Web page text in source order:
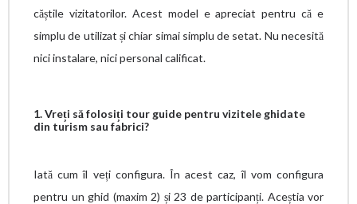
căștile vizitatorilor. Acest model e apreciat pentru că e
simplu de utilizat și chiar simai simplu de setat. Nu necesită
nici instalare, nici personal calificat.
1. Vreți să folosiți tour guide pentru vizitele ghidate
din turism sau fabrici?
Iată cum îl veți configura. În acest caz, îl vom configura
pentru un ghid (maxim 2) și 23 de participanți. Aceștia vor